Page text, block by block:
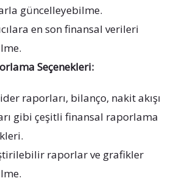
güncelleyebilme.
en son finansal verileri
Seçenekleri:
raporları, bilanço, nakit akışı
gibi çeşitli finansal raporlama
raporlar ve grafikler